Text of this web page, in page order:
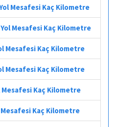
Mesafesi Kaç Kilometre
Mesafesi Kaç Kilometre
Mesafesi Kaç Kilometre
Mesafesi Kaç Kilometre
Mesafesi Kaç Kilometre
Mesafesi Kaç Kilometre